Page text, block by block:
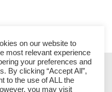
SÃO PAULO
on our website to
most relevant experience
your preferences and
By clicking “Accept All”,
to the use of ALL the
you may visit